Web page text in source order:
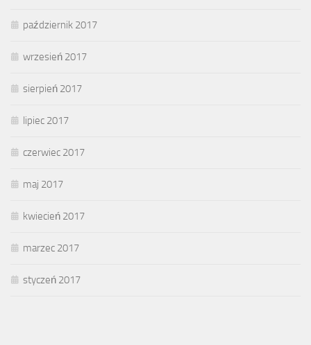
październik 2017
wrzesień 2017
sierpień 2017
lipiec 2017
czerwiec 2017
maj 2017
kwiecień 2017
marzec 2017
styczeń 2017